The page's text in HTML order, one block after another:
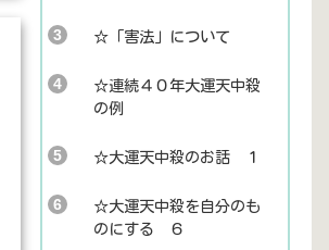
☆「害法」について
☆連続４０年大運天中殺
の例
☆大運天中殺のお話 １
☆大運天中殺を自分のも
のにする ６